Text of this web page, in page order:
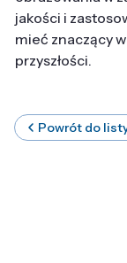
jakości i
mieć znaczący
przyszłości.
Powrót do